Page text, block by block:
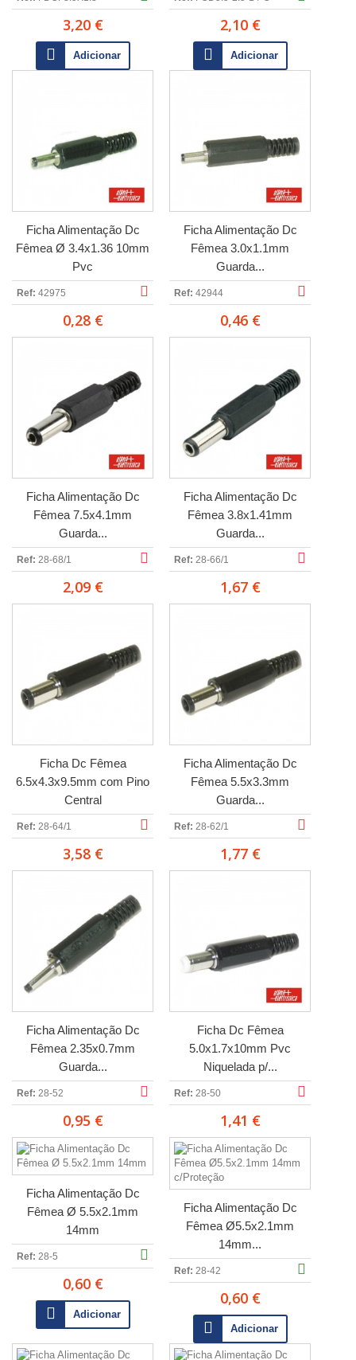
3,20 €
Adicionar
2,10 €
Adicionar
Ficha Alimentação Dc
Fêmea Ø 3.4x1.36 10mm
Pvc
Ref: 42975
0,28 €
Ficha Alimentação Dc
Fêmea 3.0x1.1mm
Guarda...
Ref: 42944
0,46 €
Ficha Alimentação Dc
Fêmea 7.5x4.1mm
Guarda...
Ref: 28-68/1
2,09 €
Ficha Alimentação Dc
Fêmea 3.8x1.41mm
Guarda...
Ref: 28-66/1
1,67 €
Ficha Dc Fêmea
6.5x4.3x9.5mm com Pino
Central
Ref: 28-64/1
3,58 €
Ficha Alimentação Dc
Fêmea 5.5x3.3mm
Guarda...
Ref: 28-62/1
1,77 €
Ficha Alimentação Dc
Fêmea 2.35x0.7mm
Guarda...
Ref: 28-52
0,95 €
Ficha Dc Fêmea
5.0x1.7x10mm Pvc
Niquelada p/...
Ref: 28-50
1,41 €
Ficha Alimentação Dc
Fêmea Ø 5.5x2.1mm
14mm
Ref: 28-5
0,60 €
Adicionar
Ficha Alimentação Dc
Fêmea Ø5.5x2.1mm
14mm...
Ref: 28-42
0,60 €
Adicionar